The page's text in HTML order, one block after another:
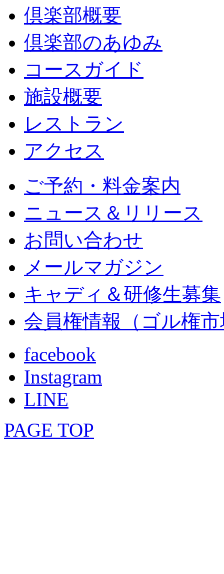
倶楽部概要
倶楽部のあゆみ
コースガイド
施設概要
レストラン
アクセス
ご予約・料金案内
ニュース＆リリース
お問い合わせ
メールマガジン
キャディ＆研修生募集
会員権情報（ゴル権
facebook
Instagram
LINE
PAGE TOP